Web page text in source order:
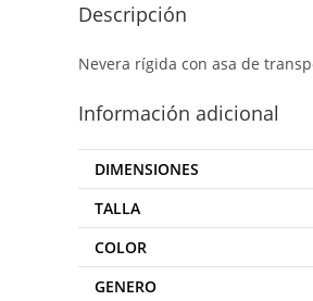
Descripción
Nevera rígida con asa de
Información adicional
DIMENSIONES
TALLA
COLOR
GENERO